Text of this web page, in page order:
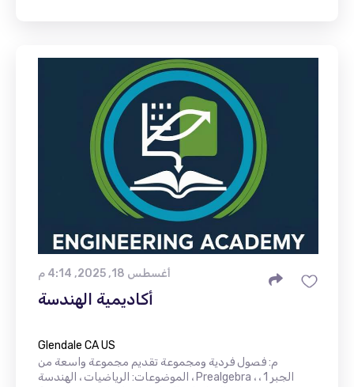
أغسطس 18, 2025, 4:14 م
أكاديمية الهندسة
Glendale CA US
م: فصول فردية ومجموعة تقديم مجموعة واسعة من
الموضوعات: الرياضيات ، الهندسة ، Prealgebra ، الجبر 1 ،